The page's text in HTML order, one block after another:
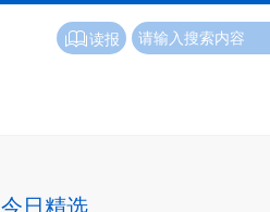
读报
今日精选